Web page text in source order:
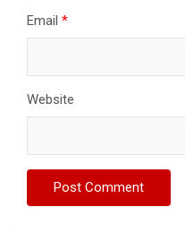
Email *
Website